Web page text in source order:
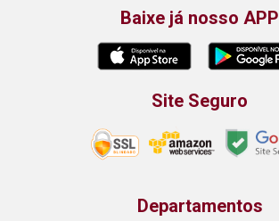
Baixe já nosso APP
Site Seguro
Departamentos